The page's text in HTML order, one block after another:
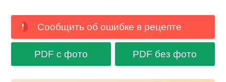
Сообщить об ошибке в рецепте
PDF с фото PDF без фото